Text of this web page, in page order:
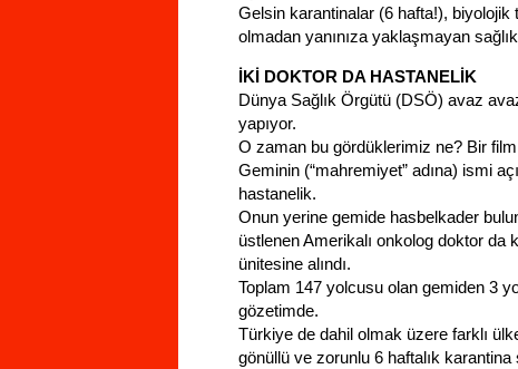
Gelsin karantinalar (6 hafta!), biyolojik
olmadan yanınıza yaklaşmayan
İKİ DOKTOR DA HASTANELİK
Dünya Sağlık Örgütü (DSÖ) avaz
yapıyor.
O zaman bu gördüklerimiz ne? Bir
Geminin (“mahremiyet” adına) ismi
hastanelik.
Onun yerine gemide hasbelkader
üstlenen Amerikalı onkolog doktor da
ünitesine alındı.
Toplam 147 yolcusu olan gemiden 3
gözetimde.
Türkiye de dahil olmak üzere farklı
gönüllü ve zorunlu 6 haftalık karantina